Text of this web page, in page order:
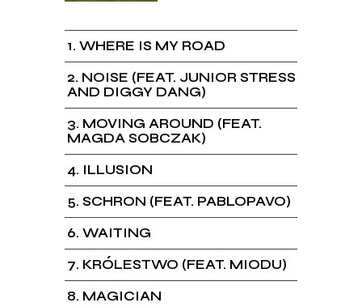
1 WHERE IS MY ROAD
2 NOISE (FEAT. JUNIOR STRESS
AND DIGGY DANG)
3 MOVING AROUND (FEAT.
MAGDA SOBCZAK)
4 ILLUSION
5 SCHRON (FEAT. PABLOPAVO)
6 WAITING
7 KRÓLESTWO (FEAT. MIODU)
8 MAGICIAN